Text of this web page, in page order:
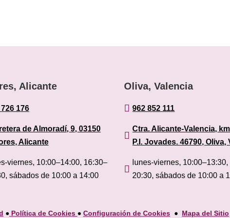
Alicante
176
de Almoradí, 9, 03150
Alicante
viernes, 10:00–14:00, 16:30–
sábados de 10:00 a 14:00
Oliva, Valencia
 962 852 111

Ctra. Alicante-Valencia,
P.I. Jovades. 46790, Oliva,

lunes-viernes,
20:30, sábados de 10:00 a
● Política de Cookies ● Configuración de Cookies ● Mapa del Sitio